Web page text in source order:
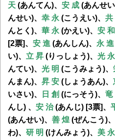
天 (あんてん)、 安 成 (あんせい
んせい)、 幸 永 (こうえい)、 共
んとく)、 華 永 (かえい)、 安 和
[2票]、 安 進 (あんしん)、 永 進
い)、 立 昇 (りっしょう)、 光 永
んてい)、 光 明 (こうみょう)、
んまん)、 昇 安 (しょうあん)、
いさい)、
日 創 (にっそう)、 竜
んし) 、 安 治(あんじ) [3票]、
(あんせい)、 善 煌 (ぜんこう)、
わ)、 研 明 (けんみょう)、 美 永